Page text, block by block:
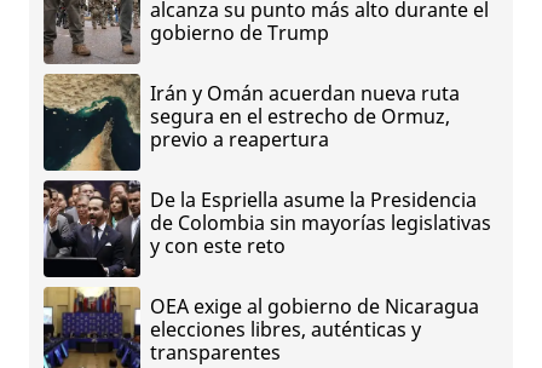
alcanza su punto más alto durante el
gobierno de Trump
Irán y Omán acuerdan nueva ruta
segura en el estrecho de Ormuz,
previo a reapertura
De la Espriella asume la Presidencia
de Colombia sin mayorías legislativas
y con este reto
OEA exige al gobierno de Nicaragua
elecciones libres, auténticas y
transparentes